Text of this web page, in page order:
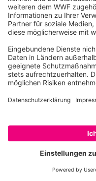
Dornhai
Elch
Eurasischer Luchs
Europäische Auster
Europäischer Stör